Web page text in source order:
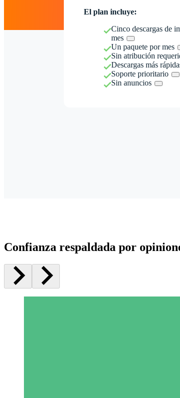
El plan incluye:
Cinco descargas de
mes
Un paquete por mes
Sin atribución
Descargas más
Soporte prioritario
Sin anuncios
Confianza respaldada por